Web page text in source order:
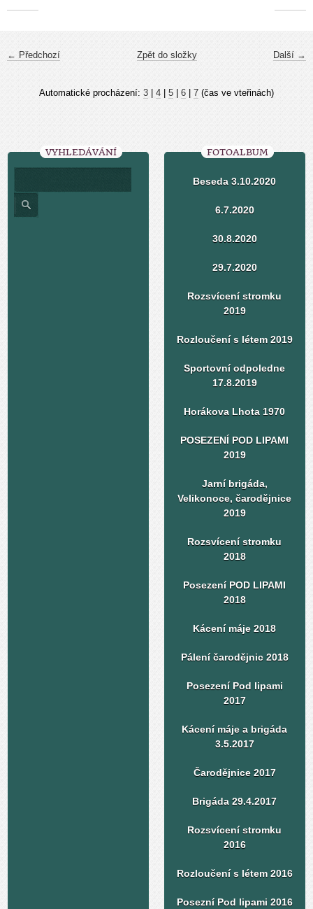
← Předchozí Další →
Zpět do složky
Automatické procházení: 3 4 5 6 7 (čas ve vteřinách)
VYHLEDÁVÁNÍ FOTOALBUM
Beseda 3.10.2020
6.7.2020
30.8.2020
29.7.2020
Rozsvícení stromku
2019
Rozloučení s létem 2019
Sportovní odpoledne
17.8.2019
Horákova Lhota 1970
POSEZENÍ POD LIPAMI
2019
Jarní brigáda,
Velikonoce, čarodějnice
2019
Rozsvícení stromku
2018
Posezení POD LIPAMI
2018
Kácení máje 2018
Pálení čarodějnic 2018
Posezení Pod lipami
2017
Kácení máje a brigáda
3.5.2017
Čarodějnice 2017
Brigáda 29.4.2017
Rozsvícení stromku
2016
Rozloučení s létem 2016
Posezní Pod lipami 2016